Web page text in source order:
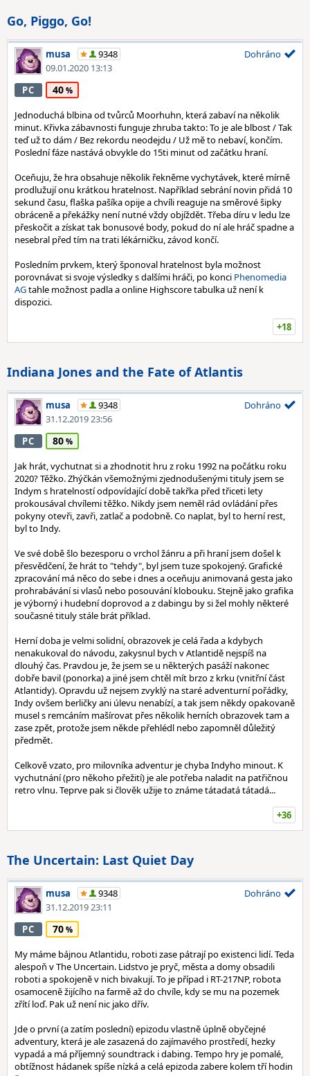
Go, Piggo, Go!
musa
9348
09.01.2020 13:13
Dohráno
PC 40
Jednoduchá blbina od tvůrců Moorhuhn, která zabaví na několik
minut. Křivka zábavnosti funguje zhruba takto: To je ale blbost / Tak
teď už to dám / Bez rekordu neodejdu / Už mě to nebaví, končím.
Poslední fáze nastává obvykle do 15ti minut od začátku hraní.
Oceňuju, že hra obsahuje několik řekněme vychytávek, které mírně
prodlužují onu krátkou hratelnost. Například sebrání novin přidá 10
sekund času, flaška pašíka opije a chvíli reaguje na směrové šipky
obráceně a překážky není nutné vždy objíždět. Třeba díru v ledu lze
přeskočit a získat tak bonusové body, pokud do ní ale hráč spadne a
nesebral před tím na trati lékárničku, závod končí.
Posledním prvkem, který šponoval hratelnost byla možnost
porovnávat si svoje výsledky s dalšími hráči, po konci Phenomedia
AGtahle možnost padla a online Highscore tabulka už není k
dispozici.
+18
Indiana Jones and the Fate of Atlantis
musa
9348
31.12.2019 23:56
Dohráno
PC 80
Jak hrát, vychutnat si a zhodnotit hru z roku 1992 na počátku roku
2020? Těžko. Zhýčkán všemožnými zjednodušenými tituly jsem se
Indym s hratelností odpovídající době takřka před třiceti lety
prokousával chvílemi těžko. Nikdy jsem neměl rád ovládání přes
pokyny otevři, zavři, zatlač a podobně. Co naplat, byl to herní rest,
byl to Indy.
Ve své době šlo bezesporu o vrchol žánru a při hraní jsem došel k
přesvědčení, že hrát to "tehdy", byl jsem tuze spokojený. Grafické
zpracování má něco do sebe i dnes a oceňuju animovaná gesta jako
prohrabávání si vlasů nebo posouvání klobouku. Stejně jako grafika
je výborný i hudební doprovod a z dabingu by si žel mohly některé
současné tituly stále brát příklad.
Herní doba je velmi solidní, obrazovek je celá řada a kdybych
nenakukoval do návodu, zakysnul bych v Atlantidě nejspíš na
dlouhý čas. Pravdou je, že jsem se u některých pasáží nakonec
dobře bavil (ponorka) a jiné jsem chtěl mít brzo z krku (vnitřní část
Atlantidy). Opravdu už nejsem zvyklý na staré adventurní pořádky,
Indy ovšem berličky ani úlevu nenabízí, a tak jsem někdy opakovaně
musel s remcáním mašírovat přes několik herních obrazovek tam a
zase zpět, protože jsem někde přehlédl nebo zapomněl důležitý
předmět.
Celkově vzato, pro milovníka adventur je chyba Indyho minout. K
vychutnání (pro někoho přežití) je ale potřeba naladit na patřičnou
retro vlnu. Teprve pak si člověk užije to známe tátadatá tátadá...
+36
The Uncertain: Last Quiet Day
musa
9348
31.12.2019 23:11
Dohráno
PC 70
My máme bájnou Atlantidu, roboti zase pátrají po existenci lidí. Teda
alespoň v The Uncertain. Lidstvo je pryč, města a domy obsadili
roboti a spokojeně v nich bivakují. To je případ i RT-217NP, robota
osamoceně žijícího na farmě až do chvíle, kdy se mu na pozemek
zřítí loď. Pak už není nic jako dřív.
Jde o první (a zatím poslední) epizodu vlastně úplně obyčejné
adventury, která je ale zasazená do zajímavého prostředí, hezky
vypadá a má příjemný soundtrack i dabing. Tempo hry je pomalé,
obtížnost hádanek spíše nízká a celá epizoda zabere kolem tří hodin